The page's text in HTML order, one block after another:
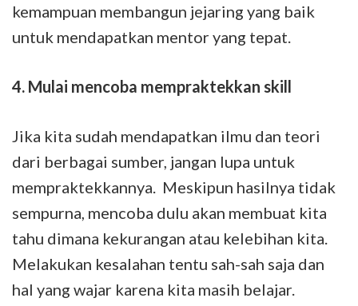
kemampuan membangun jejaring yang baik
untuk mendapatkan mentor yang tepat.
4. Mulai mencoba mempraktekkan skill
Jika kita sudah mendapatkan ilmu dan teori
dari berbagai sumber, jangan lupa untuk
mempraktekkannya. Meskipun hasilnya tidak
sempurna, mencoba dulu akan membuat kita
tahu dimana kekurangan atau kelebihan kita.
Melakukan kesalahan tentu sah-sah saja dan
hal yang wajar karena kita masih belajar.